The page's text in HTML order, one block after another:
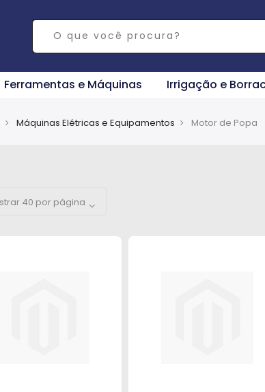
Ferramentas e Máquinas Irrigação e
Máquinas Elétricas e Equipamentos Motor de Popa